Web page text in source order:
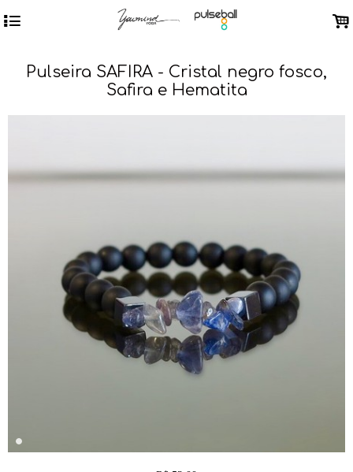
4 .
Pulseira SAFIRA - Cristal negro fosco,
Safira e Hematita